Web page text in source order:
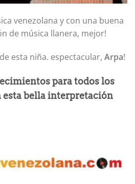
venezolana y con una buena
de música llanera, mejor!
esta niña. espectacular, Arpa!
para todos los
bella interpretación